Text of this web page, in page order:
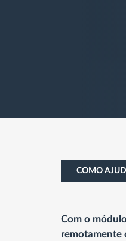
COMO
Com o
remotamente